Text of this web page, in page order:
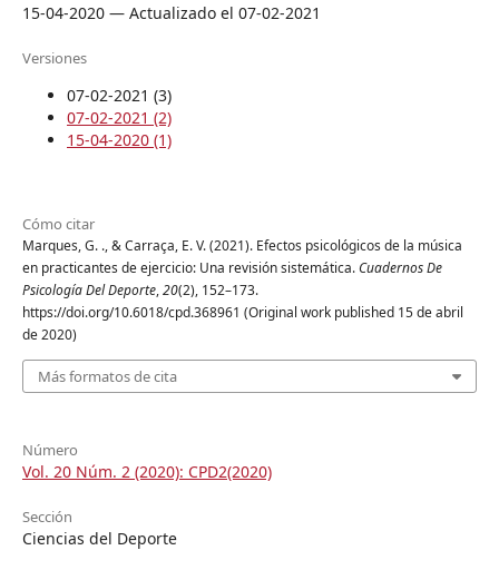
15-04-2020 — Actualizado el 07-02-2021
Versiones
07-02-2021 (3)
07-02-2021 (2)
15-04-2020 (1)
Cómo citar
Marques, G. ., & Carraça, E. V. (2021). Efectos psicológicos de la música
en practicantes de ejercicio: Una revisión sistemática.Cuadernos De
Psicología Del Deporte,20(2), 152–173.
https://doi.org/10.6018/cpd.368961 (Original work published 15 de abril
de 2020)
Más formatos de cita
Número
Vol. 20 Núm. 2 (2020): CPD2(2020)
Sección
Ciencias del Deporte